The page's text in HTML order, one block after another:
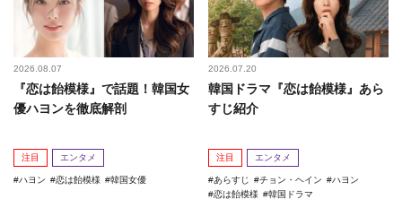
2026.08.07
『恋は飴模様』で話題！韓国女
優ハヨンを徹底解剖
注目 エンタメ
ハヨン 恋は飴模様 韓国女優
2026.07.20
韓国ドラマ『恋は飴模様』あら
すじ紹介
注目 エンタメ
あらすじ チョン・ヘイン
ハヨン
恋は飴模様
韓国ドラマ